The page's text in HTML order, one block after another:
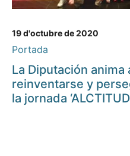
19 d'octubre de 2020
Portada
La Diputación anima
reinventarse y
la jornada